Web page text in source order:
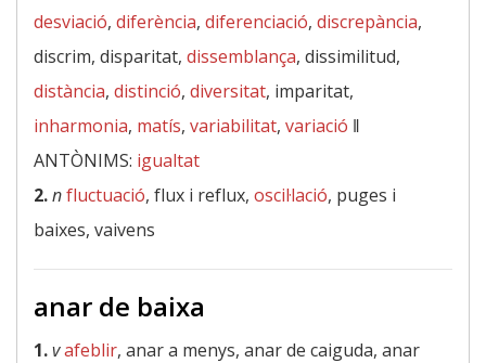
desviació, diferència, diferenciació, discrepància,
discrim, disparitat, dissemblança, dissimilitud,
distància, distinció, diversitat, imparitat,
inharmonia, matís, variabilitat, variació ‖
ANTÒNIMS: igualtat
2.nfluctuació, flux i reflux, oscil·lació, puges i
baixes, vaivens
anar de baixa
1.vafeblir, anar a menys, anar de caiguda, anar